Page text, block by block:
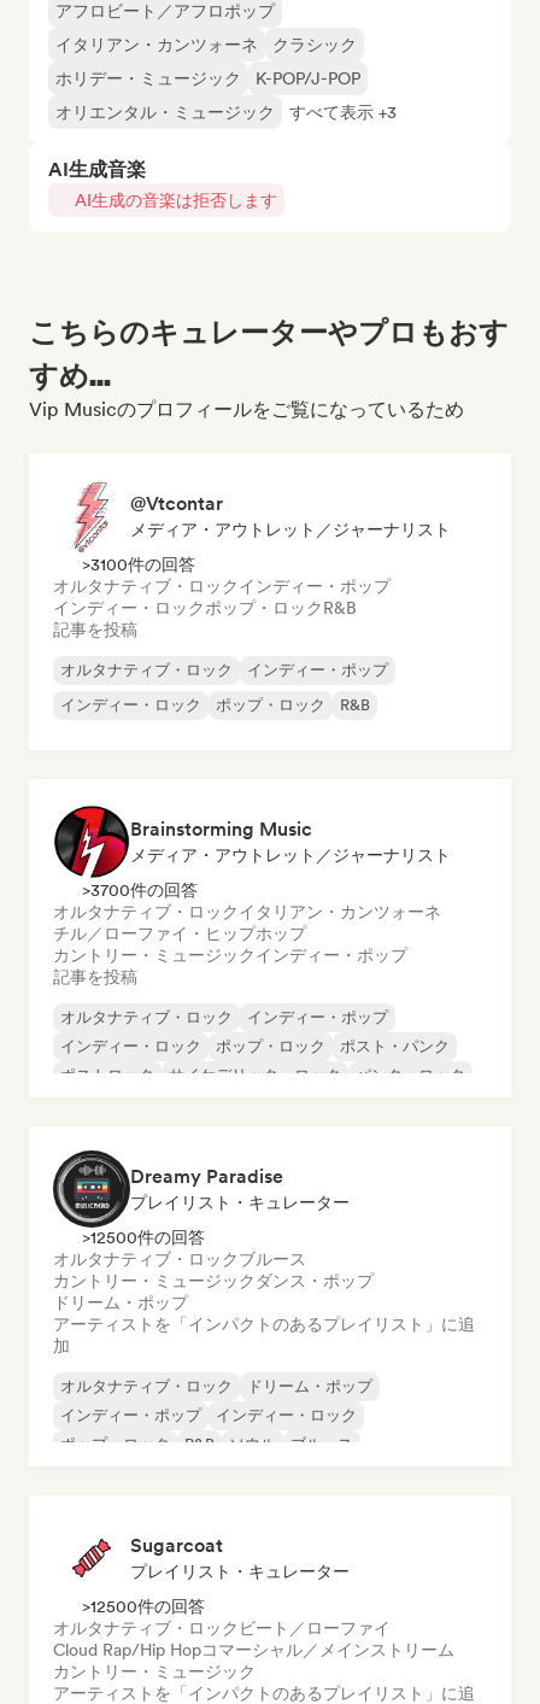
アフロビート／アフロポップ
イタリアン・カンツォーネ
クラシック
ホリデー・ミュージック
K-POP/J-POP
オリエンタル・ミュージック
すべて表示 +3
AI生成音楽
AI生成の音楽は拒否します
こちらのキュレーターやプロもおす
すめ...
Vip Musicのプロフィールをご覧になっているため
@Vtcontar
メディア・アウトレット／ジャーナリスト
>3100件の回答
オルタナティブ・ロックインディー・ポップ
インディー・ロックポップ・ロックR&B
記事を投稿
オルタナティブ・ロック
インディー・ポップ
インディー・ロック
ポップ・ロック R&B
Brainstorming Music
メディア・アウトレット／ジャーナリスト
>3700件の回答
オルタナティブ・ロックイタリアン・カンツォーネ
チル／ローファイ・ヒップホップ
カントリー・ミュージックインディー・ポップ
記事を投稿
オルタナティブ・ロック
インディー・ポップ
インディー・ロック
ポップ・ロック
ポスト・パンク
ポストロック
サイケデリック・ロック パンク・ロック
Dreamy Paradise
プレイリスト・キュレーター
>12500件の回答
オルタナティブ・ロックブルース
カントリー・ミュージック ダンス・ポップ
ドリーム・ポップ
アーティストを「インパクトのあるプレイリスト」に追
加
オルタナティブ・ロック
ドリーム・ポップ
インディー・ポップ
インディー・ロック
ポップ・ロック
R&B ソウル ブルース
Sugarcoat
プレイリスト・キュレーター
>12500件の回答
オルタナティブ・ロック ビート／ローファイ
Cloud Rap/Hip Hopコマーシャル／メインストリーム
カントリー・ミュージック
アーティストを「インパクトのあるプレイリスト」に追